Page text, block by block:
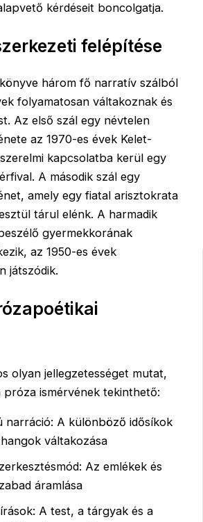
kérdéseit boncolgatja.
felépítése
három fő narratív szálból
folyamatosan váltakoznak és
Az első szál egy névtelen
az 1970-es évek Kelet-
kapcsolatba kerül egy
A második szál egy
amely egy fiatal arisztokrata
tárul elénk. A harmadik
gyermekkorának
az 1950-es évek
játszódik.
olyan jellegzetességet mutat,
próza ismérvének tekinthető:
narráció: A különböző idősíkok
váltakozása
Az emlékek és
áramlása
A test, a tárgyak és a